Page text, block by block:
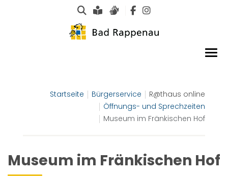
Suche
Leichte Sprache
Gebärdensprachen
Startseite Bürgerservice
R@thaus online
Öffnungs- und Sprechzeiten
Museum im Fränkischen Hof
Museum im Fränkischen Hof